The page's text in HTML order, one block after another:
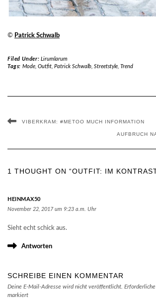
© Patrick Schwalb
Filed Under: Lirumlarum
Tags: Mode, Outfit, Patrick Schwalb, Streetstyle, Trend
VIBERKRAM: #METOO MUCH INFORMATION
AUFBRUCH
1 THOUGHT ON “OUTFIT: IM
HEINMAX50
November 22, 2017 um 9:23 a.m. Uhr
Sieht echt schick aus.
Antworten
SCHREIBE EINEN KOMMENTAR
Deine E-Mail-Adresse wird nicht veröffentlicht.
markiert